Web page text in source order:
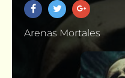
Arenas Mortales